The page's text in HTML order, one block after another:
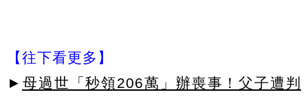
【往下看更多】
► 母過世「秒領206萬」辦喪事！父子遭判